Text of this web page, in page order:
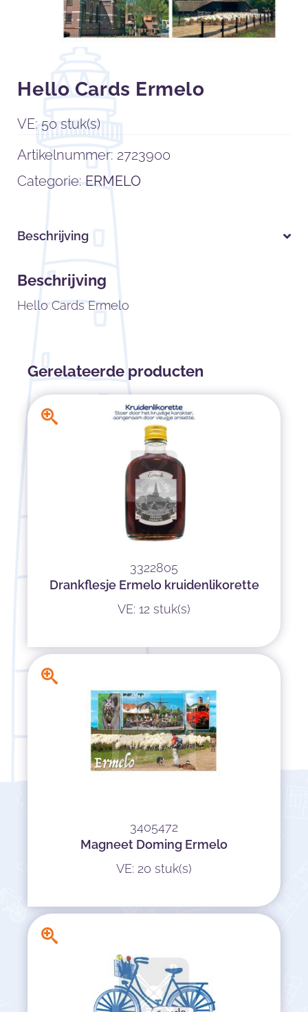
Hello Cards Ermelo
VE: 50 stuk(s)
Artikelnummer: 2723900
Categorie: ERMELO
Beschrijving
Beschrijving
Hello Cards Ermelo
Gerelateerde producten
3322805
Drankflesje Ermelo kruidenlikorette
VE: 12 stuk(s)
3405472
Magneet Doming Ermelo
VE: 20 stuk(s)